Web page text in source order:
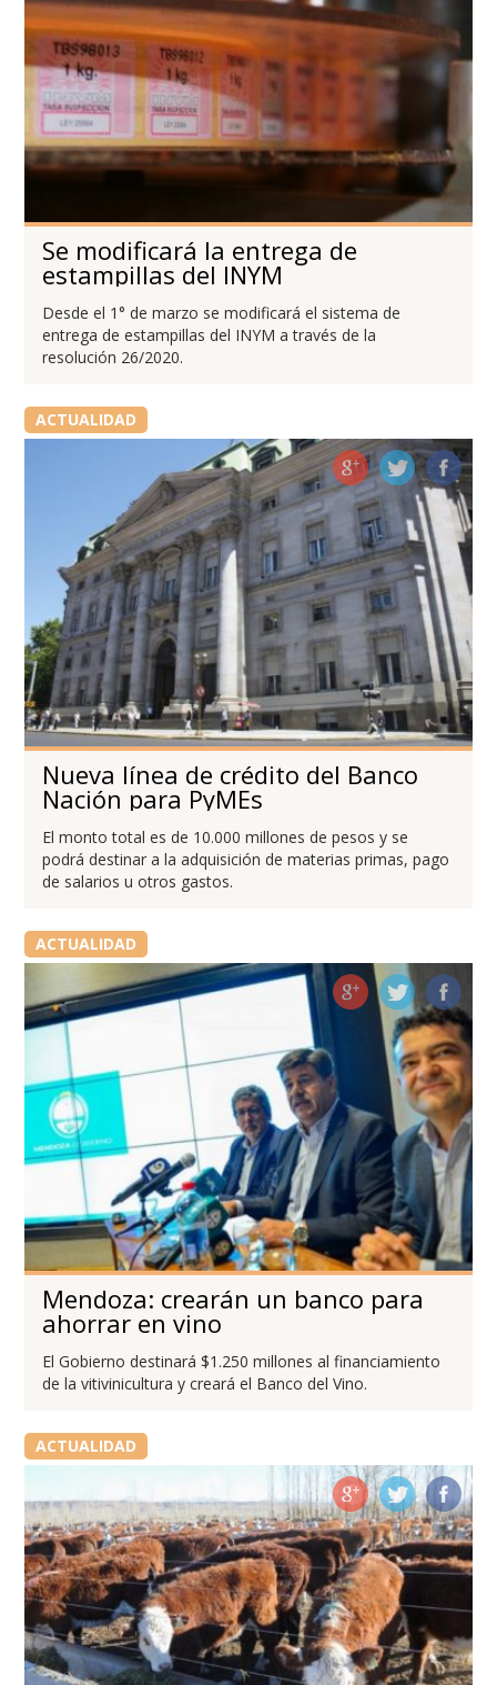
Se modificará la entrega de
estampillas del INYM
Desde el 1° de marzo se modificará el sistema de
entrega de estampillas del INYM a través de la
resolución 26/2020.
ACTUALIDAD
Nueva línea de crédito del Banco
Nación para PyMEs
El monto total es de 10.000 millones de pesos y se
podrá destinar a la adquisición de materias primas, pago
de salarios u otros gastos.
ACTUALIDAD
Mendoza: crearán un banco para
ahorrar en vino
El Gobierno destinará $1.250 millones al financiamiento
de la vitivinicultura y creará el Banco del Vino.
ACTUALIDAD